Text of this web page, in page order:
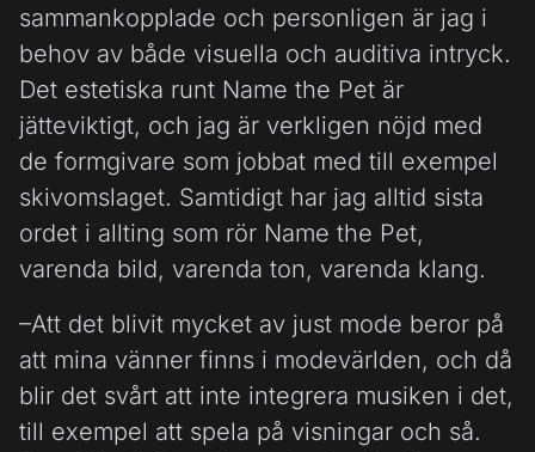
sammankopplade och personligen är jag i
behov av både visuella och auditiva intryck.
Det estetiska runt Name the Pet är
jätteviktigt, och jag är verkligen nöjd med
de formgivare som jobbat med till exempel
skivomslaget. Samtidigt har jag alltid sista
ordet i allting som rör Name the Pet,
varenda bild, varenda ton, varenda klang.
–Att det blivit mycket av just mode beror på
att mina vänner finns i modevärlden, och då
blir det svårt att inte integrera musiken i det,
till exempel att spela på visningar och så.